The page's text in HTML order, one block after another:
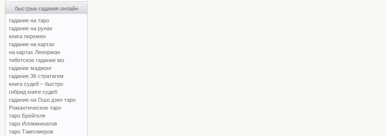
быстрые гадания онлайн
гадание на таро
гадание на рунах
книга перемен
гадание на картах
на картах Ленорман
тибетское гадание мо
гадание маджонг
гадание 36 стратагем
книга судеб – быстро
гибрид книги судеб
гадание на Ошо дзен таро
Романтическое таро
таро Брейгеля
таро Иллюминатов
таро Тамплиеров